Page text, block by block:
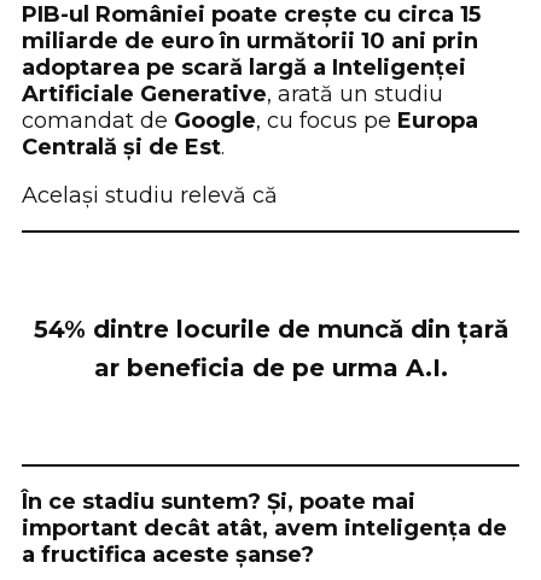
PIB-ul României poate crește cu circa 15
miliarde de euro în următorii 10 ani prin
adoptarea pe scară largă a Inteligenței
Artificiale Generative, arată un studiu
comandat de Google, cu focus pe Europa
Centrală și de Est.
Același studiu relevă că
54% dintre locurile de muncă din țară
ar beneficia de pe urma A.I.
În ce stadiu suntem? Și, poate mai
important decât atât, avem inteligența de
a fructifica aceste șanse?